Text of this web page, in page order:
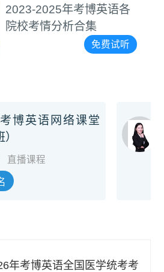
2023-2025年考博英语各
院校考情分析合集
免费试听
博英语网络课堂
直播课程